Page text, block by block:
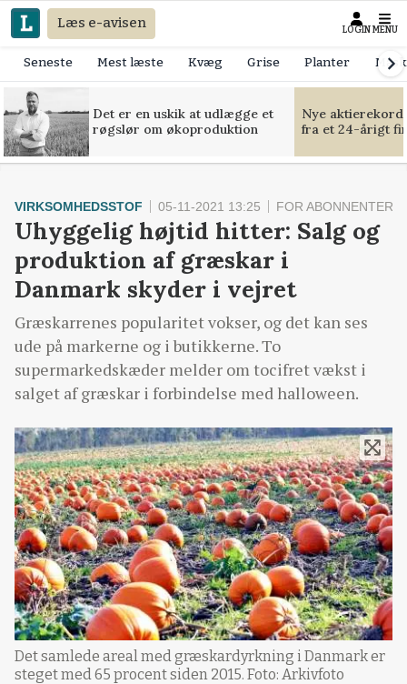
Læs e-avisen LOGIN MENU
Seneste Mest læste Kvæg Grise Planter
Det er en uskik at udlægge et
røgslør om økoproduktion
Nye
fra et 24-årigt
VIRKSOMHEDSSTOF 05-11-2021 13:25 FOR ABONNENTER
Uhyggelig højtid hitter: Salg og
produktion af græskar i
Danmark skyder i vejret
Græskarrenes popularitet vokser, og det kan ses
ude på markerne og i butikkerne. To
supermarkedskæder melder om tocifret vækst i
salget af græskar i forbindelse med halloween.
Det samlede areal med græskardyrkning i Danmark er
steget med 65 procent siden 2015. Foto: Arkivfoto